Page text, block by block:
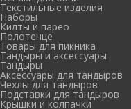
Текстильные изделия
Наборы
Килты и парео
Полотенце
Товары для пикника
Тандыры и аксессуары
Тандыры
Аксессуары для тандыров
Чехлы для тандыров
Подставки для тандыров
Крышки и колпачки